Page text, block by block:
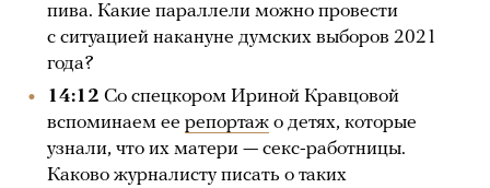
пива. Какие параллели можно провести
с ситуацией накануне думских выборов 2021
года?
14:12 Со спецкором Ириной Кравцовой
вспоминаем ее репортаж о детях, которые
узнали, что их матери — секс-работницы.
Каково журналисту писать о таких